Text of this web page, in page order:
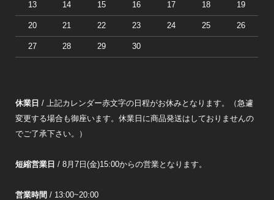
13 14 15 16 17 18 19
20 21 22 23 24 25 26
27 28 29 30
休業日 / 上記カレンダー赤文字の日程がお休みとなります。（急遽
変更する場合も御座います。休業日に商品発送はしておりませんの
でご了承下さい。）
短縮営業日 / 8月7日(金)15:00からの営業となります。
営業時間 / 13:00~20:00